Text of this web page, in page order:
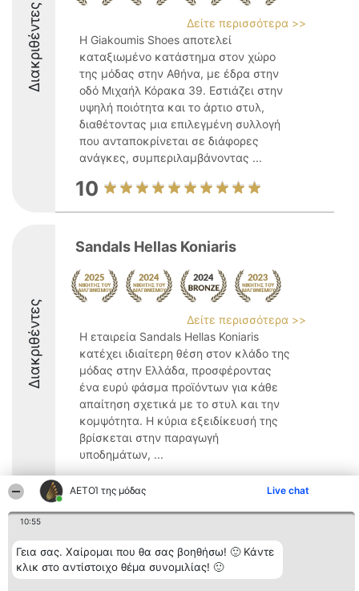
ΑΕΤΟΊ της μόδας Live chat
10:55
Γεια σας. Χαίρομαι που θα σας βοηθήσω! 🙂 Κάντε
κλικ στο αντίστοιχο θέμα συνομιλίας! 🙂
Διακριθέντες
Δείτε περισσότερα >>
Η Giakoumis Shoes αποτελεί
καταξιωμένο κατάστημα στον χώρο
της μόδας στην Αθήνα, με έδρα στην
οδό Μιχαήλ Κόρακα 39. Εστιάζει στην
υψηλή ποιότητα και το άρτιο στυλ,
διαθέτοντας μια επιλεγμένη συλλογή
που ανταποκρίνεται σε διάφορες
ανάγκες, συμπεριλαμβάνοντας ...
10
Διακριθέντες
Sandals Hellas Koniaris
Δείτε περισσότερα >>
Η εταιρεία Sandals Hellas Koniaris
κατέχει ιδιαίτερη θέση στον κλάδο της
μόδας στην Ελλάδα, προσφέροντας
ένα ευρύ φάσμα προϊόντων για κάθε
απαίτηση σχετικά με το στυλ και την
κομψότητα. Η κύρια εξειδίκευσή της
βρίσκεται στην παραγωγή
υποδημάτων, ...
8.6
Διοργανωτής της
κατάταξης
BEAUTIFUL COMPANY
Μονοπρόσωπη ΙΚΕ
Κατάταξη
Διακριθέντες
Λίστα όλων
Επικοινωνία
Επικοινωνία